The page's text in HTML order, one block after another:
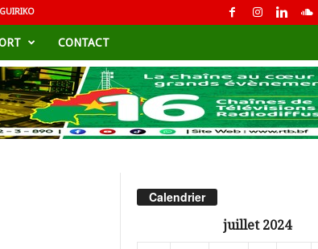
CONTACT
Calendrier
juillet 2024